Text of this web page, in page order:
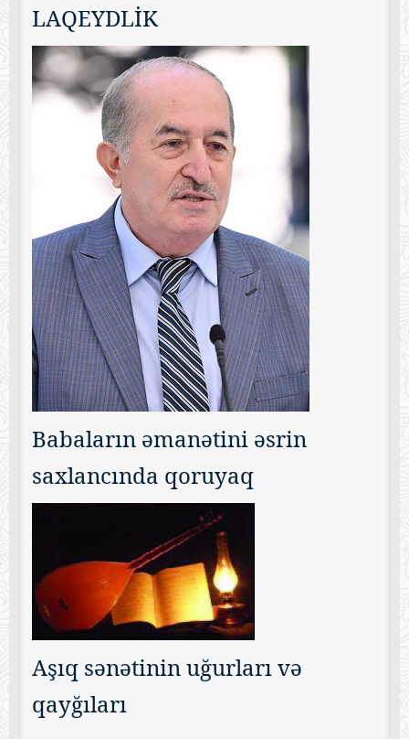
LAQEYDLİK
Babaların əmanətini əsrin
saxlancında qoruyaq
Aşıq sənətinin uğurları və
qayğıları